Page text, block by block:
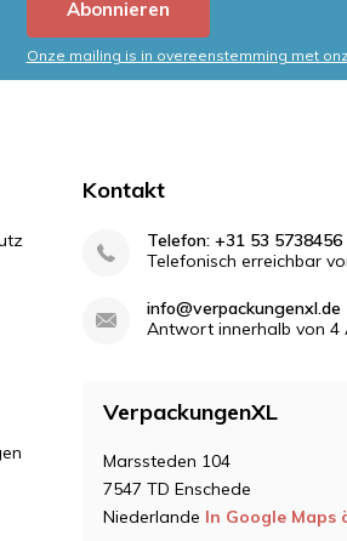
Abonnieren
Onze mailing is in overeenstemming met
Kontakt
Telefon: +31 53 5738456
Telefonisch erreichbar
info@verpackungenxl.de
Antwort innerhalb von 4
VerpackungenXL
Marssteden 104
7547 TD Enschede
Niederlande In Google Maps